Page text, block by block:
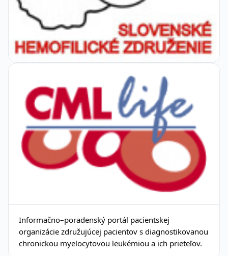
Informačno–poradenský portál pacientskej
organizácie združujúcej pacientov s diagnostikovanou
chronickou myelocytovou leukémiou a ich prieteľov.